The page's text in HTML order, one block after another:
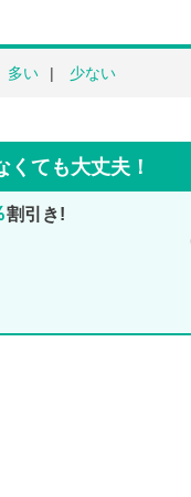
多い 少ない
ても大丈夫！
割引き!